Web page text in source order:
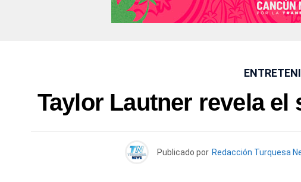
Taylor Lautner revela el
Publicado por Redacción Turquesa